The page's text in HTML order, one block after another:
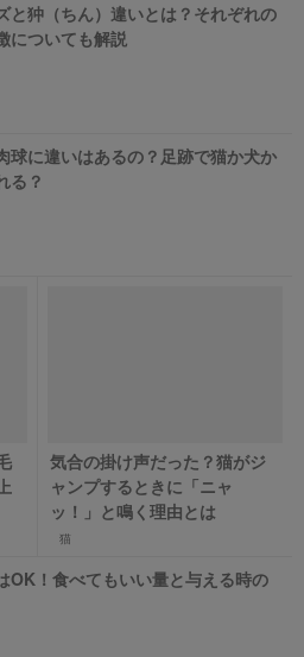
と狆（ちん）違いとは？それぞれの
についても解説
球に違いはあるの？足跡で猫か犬か
る？
気合の掛け声だった？猫がジ
ャンプするときに「ニャ
ッ！」と鳴く理由とは
猫
OK！食べてもいい量と与える時の